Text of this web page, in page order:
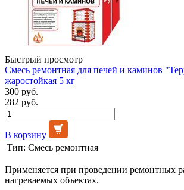
Быстрый просмотр
Смесь ремонтная для печей и каминов
жаростойкая 5 кг
300 руб.
282 руб.
В корзину
Тип: Смесь ремонтная
Применяется при проведении ремонтных
нагреваемых объектах.